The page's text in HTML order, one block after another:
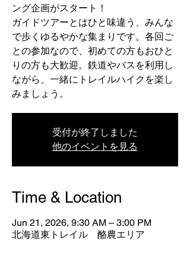
ング企画がスタート！
ガイドツアーとはひと味違う、みんな
で歩くゆるやかな集まりです。各回ご
との参加なので、初めての方もおひと
りの方も大歓迎。鉄道やバスを利用し
ながら、一緒にトレイルハイクを楽し
みましょう。
受付が終了しました
他のイベントを見る
Time & Location
Jun 21, 2026, 9:30 AM – 3:00 PM
北海道東トレイル 酪農エリア